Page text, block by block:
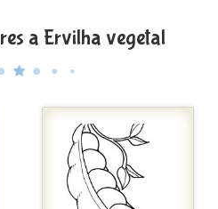
a Ervilha vegetal